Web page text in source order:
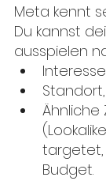
Meta kennt
Du kannst
ausspielen
Ähnliche
Budget.